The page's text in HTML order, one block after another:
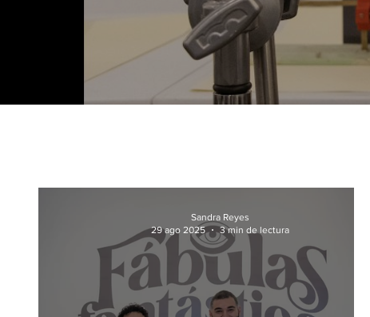
Sandra Reyes
29 ago 2025
3 min de lectura